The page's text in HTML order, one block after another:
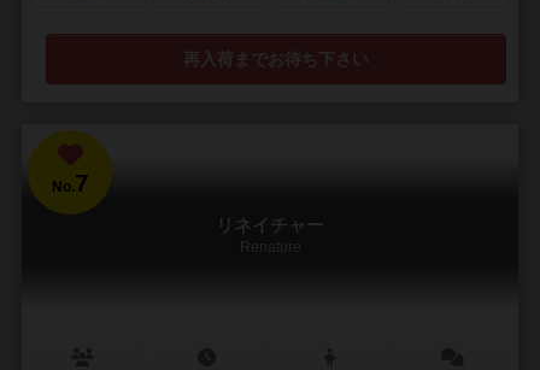
再入荷までお待ち下さい
No.7
リネイチャー
Renature